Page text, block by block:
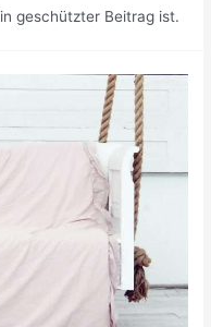
geschützter Beitrag ist.